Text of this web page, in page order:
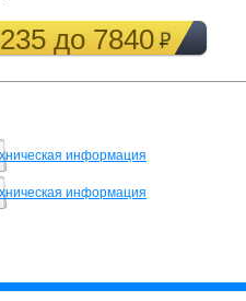
до 7840
информация
информация